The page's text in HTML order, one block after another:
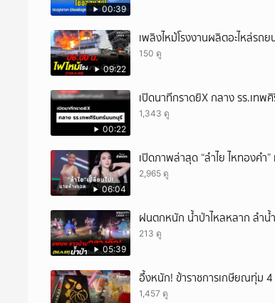
00:39
09:22
เพลิงไหม้โรงงานผลิตอะไหล่รถ
150 ดู
00:22
เปิดนาทีกราดยิX กลาง รร.เทพ
1,343 ดู
06:04
เปิดภาพล่าสุด “ลำไย ไหทองคำ
2,965 ดู
05:39
ฝนตกหนัก น้ำป่าไหลหลาก ลำน้
213 ดู
อึ้งหนัก! ข้าราชการเกษียณทุ่ม
1,457 ดู